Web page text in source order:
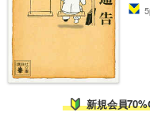
5
新規会員